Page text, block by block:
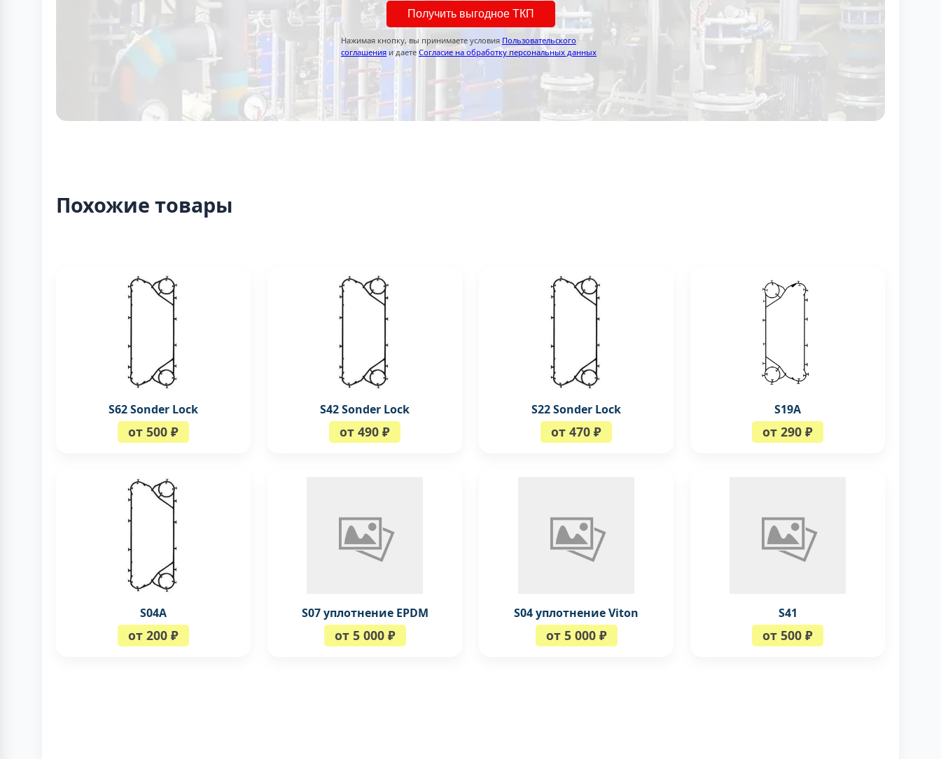
Получить выгодное ТКП
Нажимая кнопку, вы принимаете условия Пользовательского
соглашения и даете Согласие на обработку персональных данных
Похожие товары
S62 Sonder Lock
от 500 ₽
S42 Sonder Lock
от 490 ₽
S22 Sonder Lock
от 470 ₽
S19A
от 290 ₽
S04A
от 200 ₽
S07 уплотнение EPDM
от 5 000 ₽
S04 уплотнение Viton
от 5 000 ₽
S41
от 500 ₽